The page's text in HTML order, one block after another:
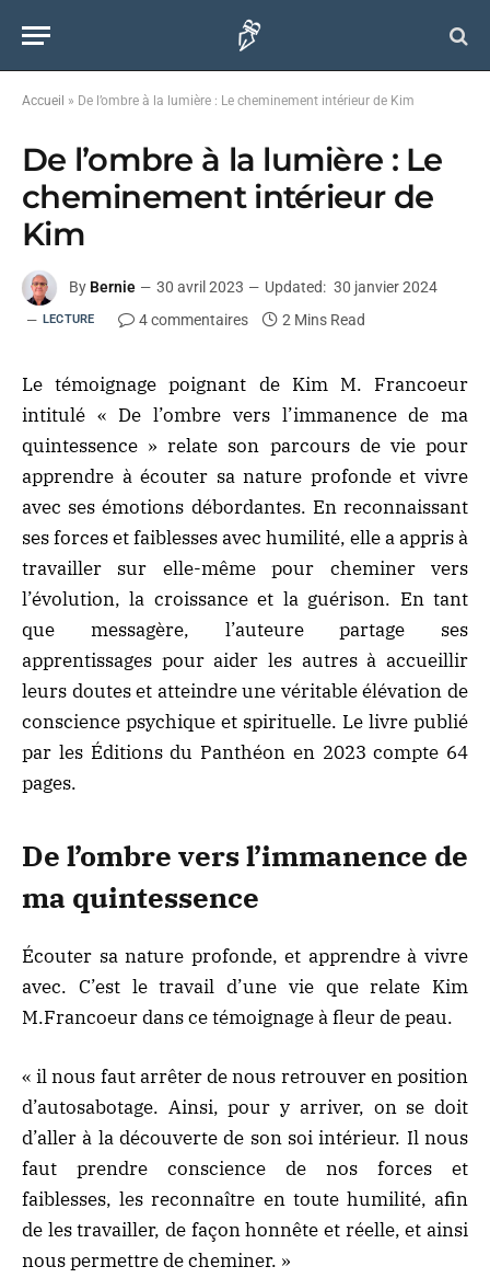
Accueil » De l’ombre à la lumière : Le cheminement intérieur de Kim
De l’ombre à la lumière : Le
cheminement intérieur de
Kim
By Bernie 30 avril 2023 Updated: 30 janvier 2024
LECTURE 4 commentaires 2 Mins Read
Le témoignage poignant de Kim M. Francoeur
intitulé « De l’ombre vers l’immanence de ma
quintessence » relate son parcours de vie pour
apprendre à écouter sa nature profonde et vivre
avec ses émotions débordantes. En reconnaissant
ses forces et faiblesses avec humilité, elle a appris à
travailler sur elle-même pour cheminer vers
l’évolution, la croissance et la guérison. En tant
que messagère, l’auteure partage ses
apprentissages pour aider les autres à accueillir
leurs doutes et atteindre une véritable élévation de
conscience psychique et spirituelle. Le livre publié
par les Éditions du Panthéon en 2023 compte 64
pages.
De l’ombre vers l’immanence de
ma quintessence
Écouter sa nature profonde, et apprendre à vivre
avec. C’est le travail d’une vie que relate Kim
M.Francoeur dans ce témoignage à fleur de peau.
« il nous faut arrêter de nous retrouver en position
d’autosabotage. Ainsi, pour y arriver, on se doit
d’aller à la découverte de son soi intérieur. Il nous
faut prendre conscience de nos forces et
faiblesses, les reconnaître en toute humilité, afin
de les travailler, de façon honnête et réelle, et ainsi
nous permettre de cheminer. »